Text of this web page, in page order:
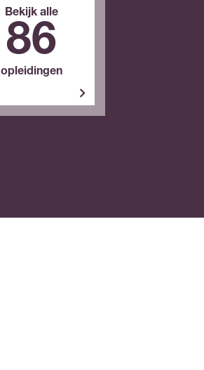
Bekijk alle
86
opleidingen